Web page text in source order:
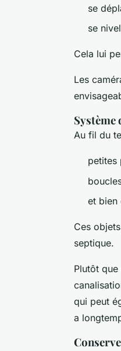
se
se
Cela lui
Les
Au fil du
petites
et bien
Ces
septique.
Plutôt
qui peut
a